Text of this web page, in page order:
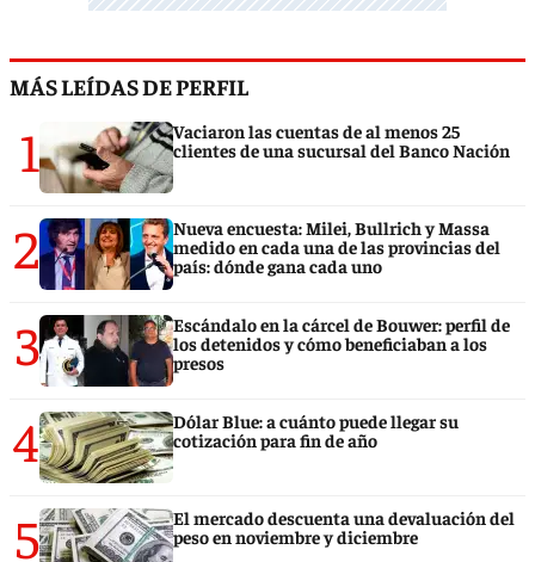
MÁS LEÍDAS DE PERFIL
1
Vaciaron las cuentas de al menos 25
clientes de una sucursal del Banco Nación
2
Nueva encuesta: Milei, Bullrich y Massa
medido en cada una de las provincias del
país: dónde gana cada uno
3
Escándalo en la cárcel de Bouwer: perfil de
los detenidos y cómo beneficiaban a los
presos
4
Dólar Blue: a cuánto puede llegar su
cotización para fin de año
5
El mercado descuenta una devaluación del
peso en noviembre y diciembre